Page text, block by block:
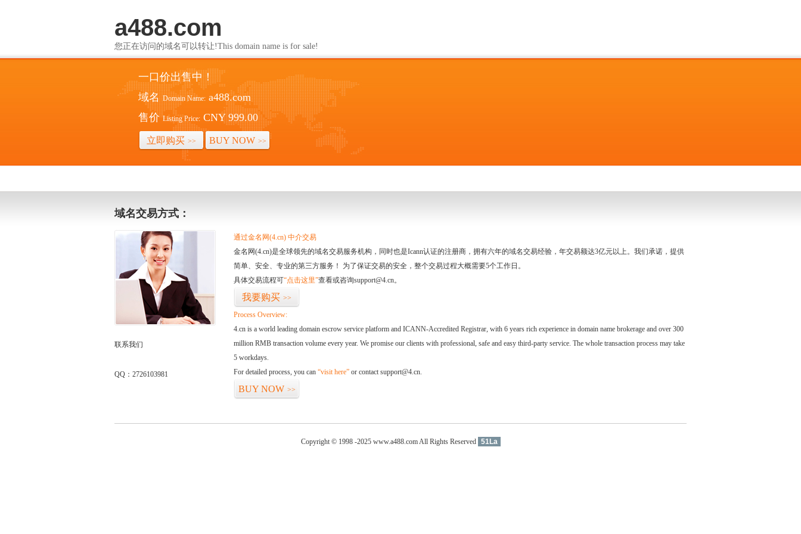
a488.com
您正在访问的域名可以转让!This domain name is for sale!
一口价出售中！
域名 Domain Name: a488.com
售价 Listing Price: CNY 999.00
立即购买 >> BUY NOW >>
域名交易方式：
联系我们
QQ：2726103981
通过金名网(4.cn) 中介交易
金名网(4.cn)是全球领先的域名交易服务机构，同时也是Icann认证的注册商，拥有六年的域名交易经验，年交易额达3亿元以上。我们承诺，提供
简单、安全、专业的第三方服务！ 为了保证交易的安全，整个交易过程大概需要5个工作日。
具体交易流程可“点击这里”查看或咨询support@4.cn。
我要购买 >>
Process Overview:
4.cn is a world leading domain escrow service platform and ICANN-Accredited Registrar, with 6 years rich experience in domain name brokerage and over 300
million RMB transaction volume every year. We promise our clients with professional, safe and easy third-party service. The whole transaction process may take
5 workdays.
For detailed process, you can “visit here” or contact support@4.cn.
BUY NOW >>
Copyright © 1998 -2025 www.a488.com All Rights Reserved 51La